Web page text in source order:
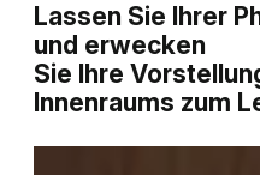
Lassen Sie Ihrer
und erwecken
Sie Ihre
Innenraums zum